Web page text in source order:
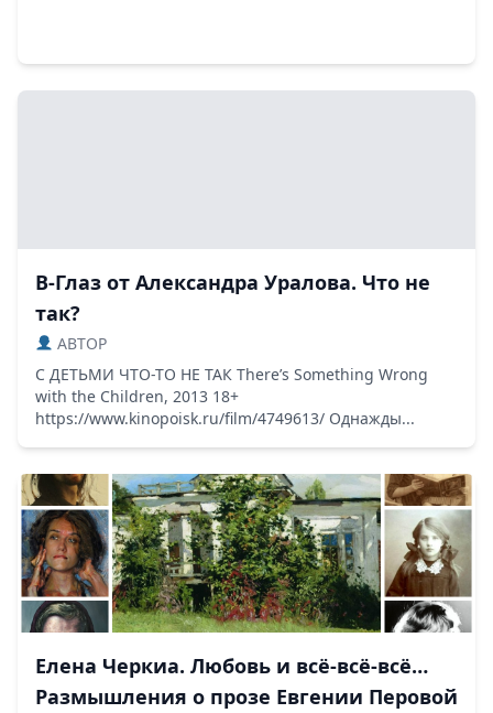
В-Глаз от Александра Уралова. Что не
так?
ABTOP
С ДЕТЬМИ ЧТО-ТО НЕ ТАК There’s Something Wrong
with the Children, 2013 18+
https://www.kinopoisk.ru/film/4749613/ Однажды...
Елена Черкиа. Любовь и всё-всё-всё…
Размышления о прозе Евгении Перовой